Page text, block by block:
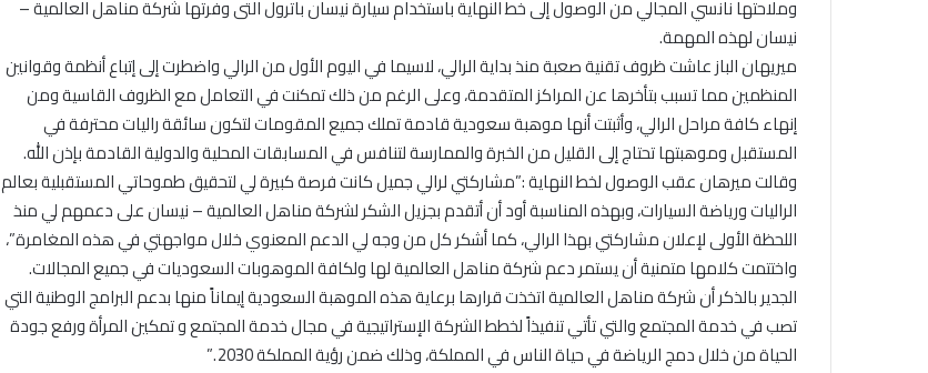
وملاحتها نانسي المجالي من الوصول إلى خط النهاية باستخدام سيارة نيسان باترول التى وفرتها شركة مناهل العالمية –
نيسان لهذه المهمة.
ميريهان الباز عاشت ظروف تقنية صعبة منذ بداية الرالي، لاسيما في اليوم الأول من الرالي واضطرت إلى إتباع أنظمة وقوانين
المنظمين مما تسبب بتأخرها عن المراكز المتقدمة، وعلى الرغم من ذلك تمكنت في التعامل مع الظروف القاسية ومن
إنهاء كافة مراحل الرالي، وأثبتت أنها موهبة سعودية قادمة تملك جميع المقومات لتكون سائقة راليات محترفة في
المستقبل وموهبتها تحتاج إلى القليل من الخبرة والممارسة لتنافس في المسابقات المحلية والدولية القادمة بإذن الله.
وقالت ميرهان عقب الوصول لخط النهاية :”مشاركتي لرالي جميل كانت فرصة كبيرة لي لتحقيق طموحاتي المستقبلية بعالم
الراليات ورياضة السيارات، وبهذه المناسبة أود أن أتقدم بجزيل الشكر لشركة مناهل العالمية – نيسان على دعمهم لي منذ
اللحظة الأولى لإعلان مشاركتي بهذا الرالي، كما أشكر كل من وجه لي الدعم المعنوي خلال مواجهتي في هذه المغامرة”،
واختتمت كلامها متمنية أن يستمر دعم شركة مناهل العالمية لها ولكافة الموهوبات السعوديات في جميع المجالات.
الجدير بالذكر أن شركة مناهل العالمية اتخذت قرارها برعاية هذه الموهبة السعودية إيماناً منها بدعم البرامج الوطنية التي
تصب في خدمة المجتمع والتي تأتي تنفيذاً لخطط الشركة الإستراتيجية في مجال خدمة المجتمع و تمكين المرأة ورفع جودة
الحياة من خلال دمج الرياضة في حياة الناس في المملكة، وذلك ضمن رؤية المملكة 2030 .”